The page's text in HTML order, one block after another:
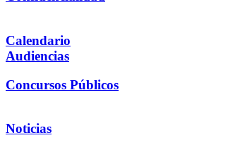
Calendario
Audiencias
Concursos Públicos
Noticias